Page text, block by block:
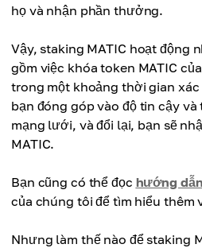
họ và nhận phần thưởng.
Vậy, staking MATIC hoạt động
gồm việc khóa token MATIC
trong một khoảng thời gian xác
bạn đóng góp vào độ tin cậy
mạng lưới, và đổi lại, bạn sẽ
MATIC.
Bạn cũng có thể đọc hướng
của chúng tôi để tìm hiểu thêm
Nhưng làm thế nào để staking